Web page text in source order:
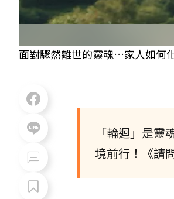
面對驟然離世的靈魂…家人如何
「輪迴」是
境前行！《請